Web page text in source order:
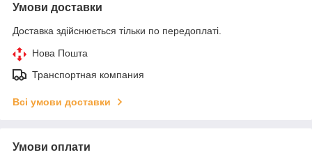
Умови доставки
Доставка здійснюється тільки по передоплаті.
Нова Пошта
Транспортная компания
Всі умови доставки
Умови оплати